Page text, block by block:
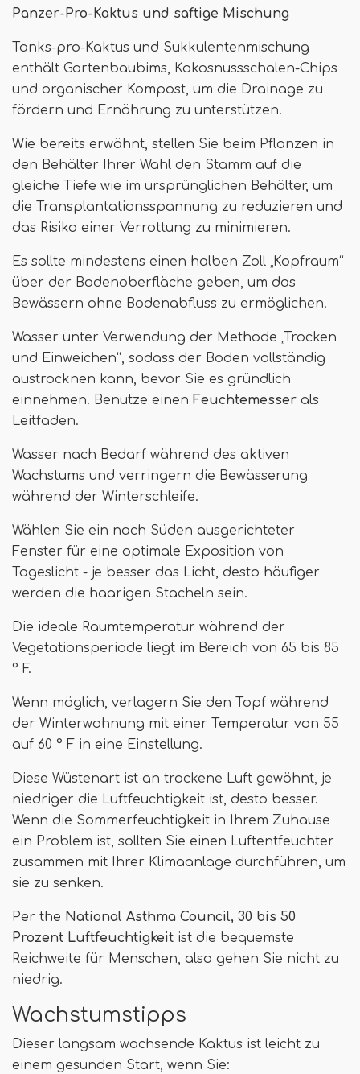
Panzer-Pro-Kaktus und saftige Mischung
Tanks-pro-Kaktus und Sukkulentenmischung
enthält Gartenbaubims, Kokosnussschalen-Chips
und organischer Kompost, um die Drainage zu
fördern und Ernährung zu unterstützen.
Wie bereits erwähnt, stellen Sie beim Pflanzen in
den Behälter Ihrer Wahl den Stamm auf die
gleiche Tiefe wie im ursprünglichen Behälter, um
die Transplantationsspannung zu reduzieren und
das Risiko einer Verrottung zu minimieren.
Es sollte mindestens einen halben Zoll „Kopfraum“
über der Bodenoberfläche geben, um das
Bewässern ohne Bodenabfluss zu ermöglichen.
Wasser unter Verwendung der Methode „Trocken
und Einweichen“, sodass der Boden vollständig
austrocknen kann, bevor Sie es gründlich
einnehmen. Benutze einen Feuchtemesser als
Leitfaden.
Wasser nach Bedarf während des aktiven
Wachstums und verringern die Bewässerung
während der Winterschleife.
Wählen Sie ein nach Süden ausgerichteter
Fenster für eine optimale Exposition von
Tageslicht - je besser das Licht, desto häufiger
werden die haarigen Stacheln sein.
Die ideale Raumtemperatur während der
Vegetationsperiode liegt im Bereich von 65 bis 85
° F.
Wenn möglich, verlagern Sie den Topf während
der Winterwohnung mit einer Temperatur von 55
auf 60 ° F in eine Einstellung.
Diese Wüstenart ist an trockene Luft gewöhnt, je
niedriger die Luftfeuchtigkeit ist, desto besser.
Wenn die Sommerfeuchtigkeit in Ihrem Zuhause
ein Problem ist, sollten Sie einen Luftentfeuchter
zusammen mit Ihrer Klimaanlage durchführen, um
sie zu senken.
Per the National Asthma Council, 30 bis 50
Prozent Luftfeuchtigkeit ist die bequemste
Reichweite für Menschen, also gehen Sie nicht zu
niedrig.
Wachstumstipps
Dieser langsam wachsende Kaktus ist leicht zu
einem gesunden Start, wenn Sie: